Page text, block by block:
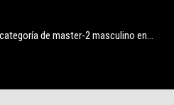
categoría de master-2 masculino en…